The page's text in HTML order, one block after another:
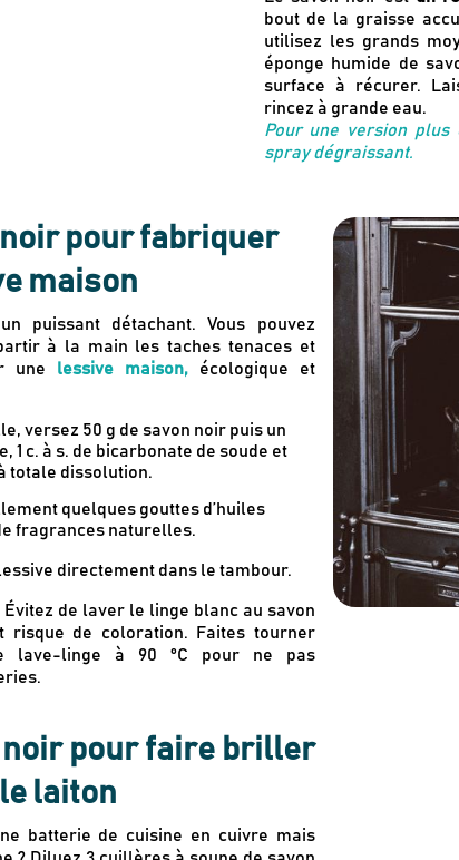
Des
Des
Recevez en
parLe Kaba !
bout de la graisse
utilisez les grands
éponge humide de
surface à récurer.
rincez à grande eau.
Pour une version
spray dégraissant.
noir pour fabriquer
maison
puissant détachant. Vous pouvez
à la main les taches tenaces et
une lessive maison,écologique et
versez 50 g de savon noir puis un
1 c. à s. de bicarbonate de soude et
totale dissolution.
quelques gouttes d’huiles
fragrances naturelles.
directement dans le tambour.
Évitez de laver le linge blanc au savon
risque de coloration. Faites tourner
lave-linge à 90 °C pour ne pas
noir pour faire briller
laiton
batterie de cuisine en cuivre mais